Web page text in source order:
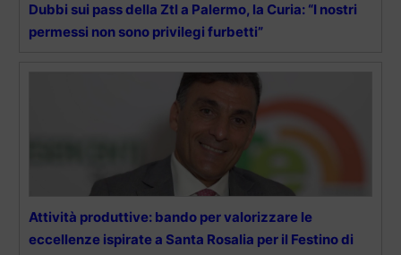
Dubbi sui pass della Ztl a Palermo, la Curia: “I nostri
permessi non sono privilegi furbetti”
Attività produttive: bando per valorizzare le
eccellenze ispirate a Santa Rosalia per il Festino di